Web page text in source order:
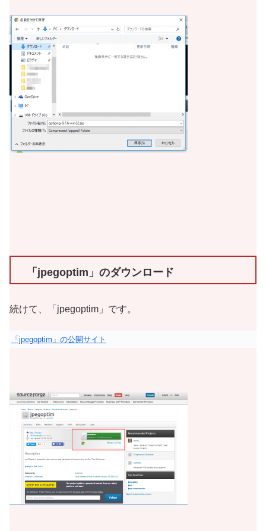
「jpegoptim」のダウンロード
続けて、「jpegoptim」です。
「jpegoptim」の公開サイト